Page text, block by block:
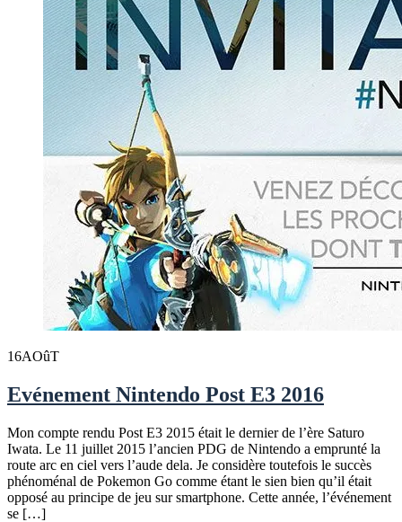
16AOûT
Evénement Nintendo Post E3 2016
Mon compte rendu Post E3 2015 était le dernier de l’ère Saturo
Iwata. Le 11 juillet 2015 l’ancien PDG de Nintendo a emprunté la
route arc en ciel vers l’aude dela. Je considère toutefois le succès
phénoménal de Pokemon Go comme étant le sien bien qu’il était
opposé au principe de jeu sur smartphone. Cette année, l’événement
se […]